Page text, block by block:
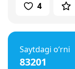
4
Saytdagi o‘rni
83201